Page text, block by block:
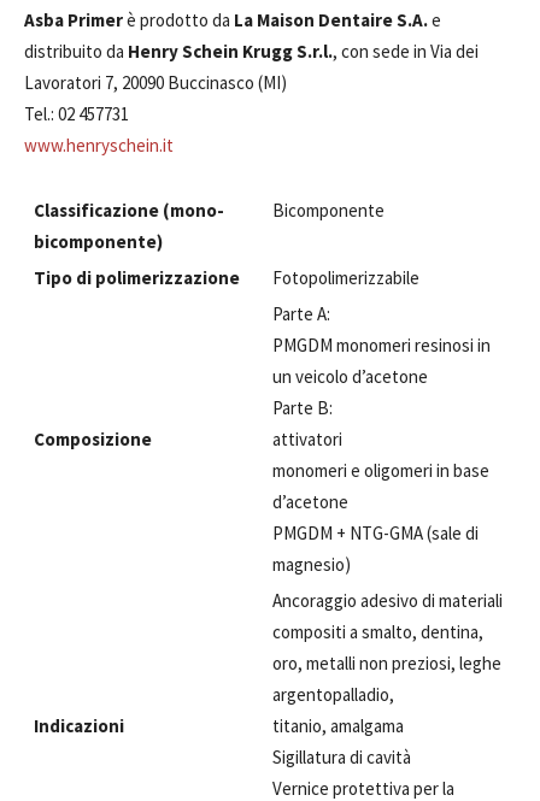
Asba Primerè prodotto da La Maison Dentaire S.A.e
distribuito da Henry Schein Krugg S.r.l., con sede in Via dei
Lavoratori 7, 20090 Buccinasco (MI)
Tel.: 02 457731
www.henryschein.it
Classificazione (mono-
bicomponente)
Bicomponente
Tipo di polimerizzazione Fotopolimerizzabile
Composizione
Parte A:
PMGDM monomeri resinosi in
un veicolo d’acetone
Parte B:
attivatori
monomeri e oligomeri in base
d’acetone
PMGDM + NTG-GMA (sale di
magnesio)
Indicazioni
Ancoraggio adesivo di materiali
compositi a smalto, dentina,
oro, metalli non preziosi, leghe
argentopalladio,
titanio, amalgama
Sigillatura di cavità
Vernice protettiva per la